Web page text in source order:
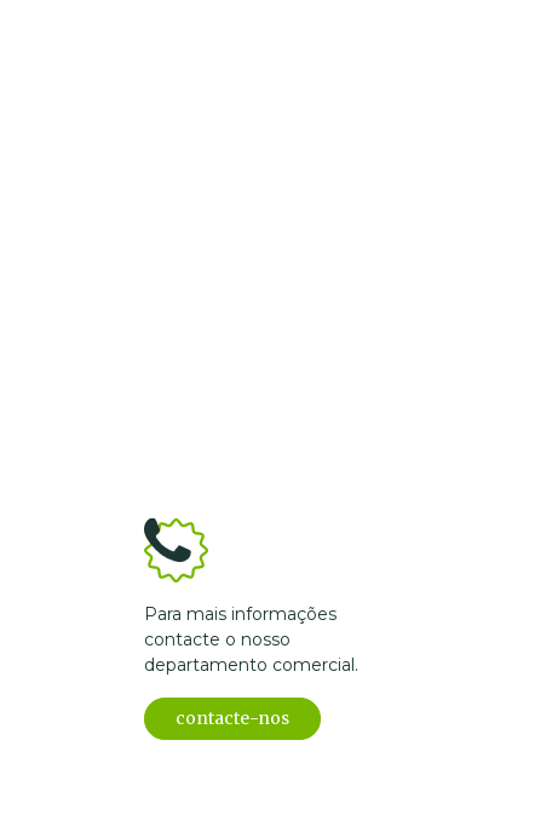
Para mais informações
contacte o nosso
departamento comercial.
contacte-nos